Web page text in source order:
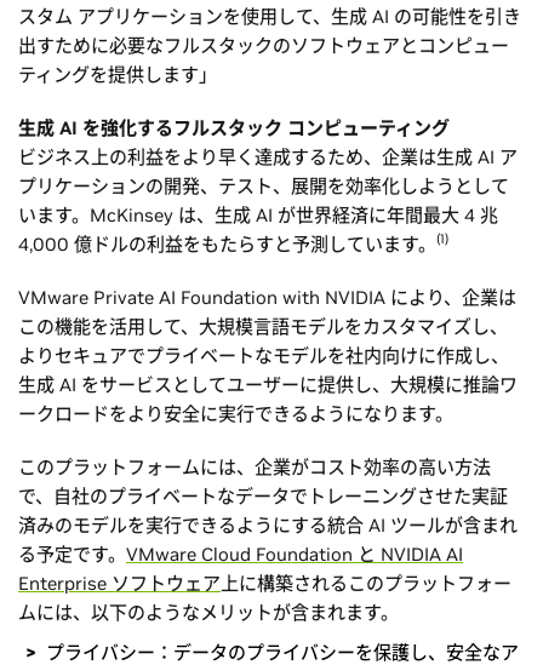
スタム アプリケーションを使用して、生成 AI の可能性を引き
出すために必要なフルスタックのソフトウェアとコンピュー
ティングを提供します」
生成 AI を強化するフルスタック コンピューティング
ビジネス上の利益をより早く達成するため、企業は生成 AI ア
プリケーションの開発、テスト、展開を効率化しようとして
います。McKinsey は、生成 AI が世界経済に年間最大 4 兆
4,000 億ドルの利益をもたらすと予測しています。
(1)
VMware Private AI Foundation with NVIDIA により、企業は
この機能を活用して、大規模言語モデルをカスタマイズし、
よりセキュアでプライベートなモデルを社内向けに作成し、
生成 AI をサービスとしてユーザーに提供し、大規模に推論ワ
ークロードをより安全に実行できるようになります。
このプラットフォームには、企業がコスト効率の高い方法
で、自社のプライベートなデータでトレーニングさせた実証
済みのモデルを実行できるようにする統合 AI ツールが含まれ
る予定です。 VMware Cloud Foundation と NVIDIA AI
Enterprise ソフトウェア上に構築されるこのプラットフォー
ムには、以下のようなメリットが含まれます。
プライバシー：データのプライバシーを保護し、安全なア